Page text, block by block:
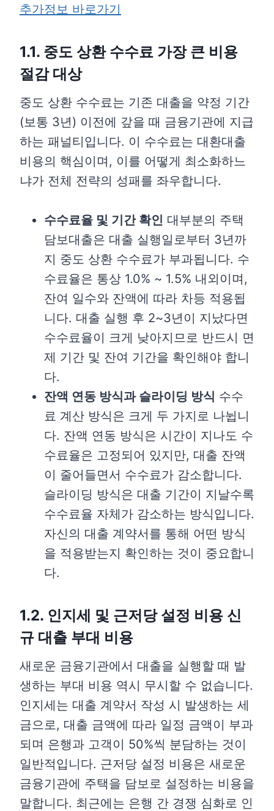
추가정보 바로가기
1.1. 중도 상환 수수료 가장 큰 비용
절감 대상
중도 상환 수수료는 기존 대출을 약정 기간
(보통 3년) 이전에 갚을 때 금융기관에 지급
하는 패널티입니다. 이 수수료는 대환대출
비용의 핵심이며, 이를 어떻게 최소화하느
냐가 전체 전략의 성패를 좌우합니다.
수수료율 및 기간 확인 대부분의 주택
담보대출은 대출 실행일로부터 3년까
지 중도 상환 수수료가 부과됩니다. 수
수료율은 통상 1.0% ~ 1.5% 내외이며,
잔여 일수와 잔액에 따라 차등 적용됩
니다. 대출 실행 후 2~3년이 지났다면
수수료율이 크게 낮아지므로 반드시 면
제 기간 및 잔여 기간을 확인해야 합니
다.
잔액 연동 방식과 슬라이딩 방식 수수
료 계산 방식은 크게 두 가지로 나뉩니
다. 잔액 연동 방식은 시간이 지나도 수
수료율은 고정되어 있지만, 대출 잔액
이 줄어들면서 수수료가 감소합니다.
슬라이딩 방식은 대출 기간이 지날수록
수수료율 자체가 감소하는 방식입니다.
자신의 대출 계약서를 통해 어떤 방식
을 적용받는지 확인하는 것이 중요합니
다.
1.2. 인지세 및 근저당 설정 비용 신
규 대출 부대 비용
새로운 금융기관에서 대출을 실행할 때 발
생하는 부대 비용 역시 무시할 수 없습니다.
인지세는 대출 계약서 작성 시 발생하는 세
금으로, 대출 금액에 따라 일정 금액이 부과
되며 은행과 고객이 50%씩 분담하는 것이
일반적입니다. 근저당 설정 비용은 새로운
금융기관에 주택을 담보로 설정하는 비용을
말합니다. 최근에는 은행 간 경쟁 심화로 인